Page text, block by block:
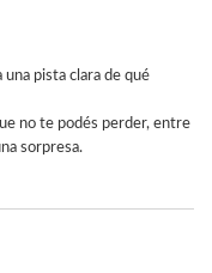
una pista clara de qué
no te podés perder, entre
sorpresa.